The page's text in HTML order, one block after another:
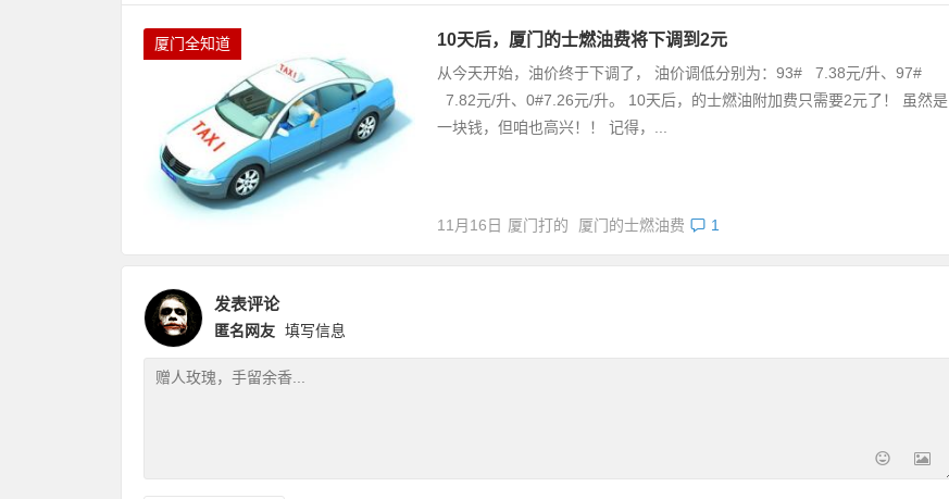
厦门全知道 10天后，厦门的士燃油费将下调到2元
从今天开始，油价终于下调了， 油价调低分别为：93# 7.38元/升、97#
7.82元/升、0#7.26元/升。 10天后，的士燃油附加费只需要2元了！ 虽然是
一块钱，但咱也高兴！！ 记得，...
11月16日 厦门打的 厦门的士燃油费 1
发表评论
匿名网友 填写信息